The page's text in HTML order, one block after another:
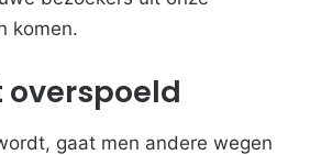
komen.
overspoeld
gaat men andere wegen